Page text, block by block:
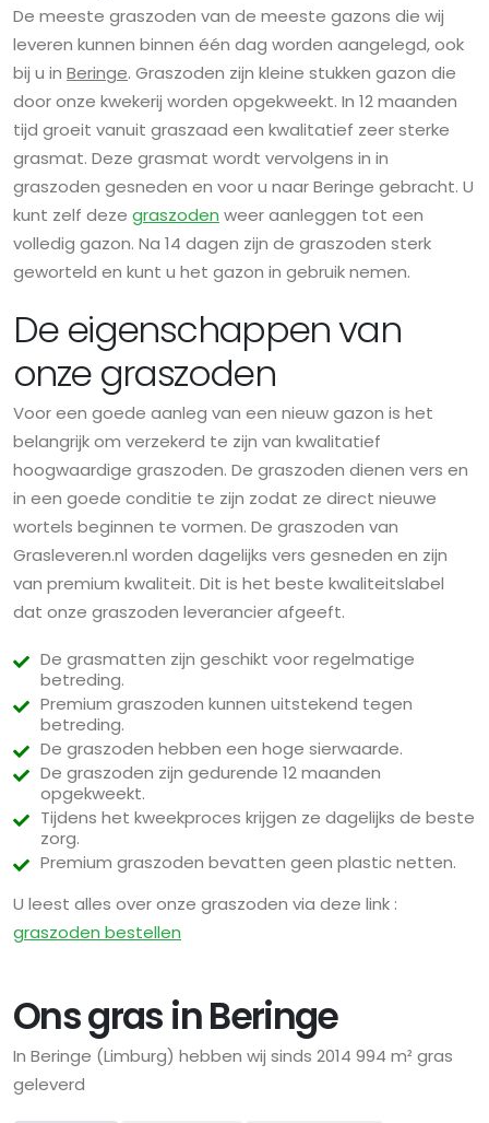
De meeste graszoden van de meeste gazons die wij
leveren kunnen binnen één dag worden aangelegd, ook
bij u in Beringe. Graszoden zijn kleine stukken gazon die
door onze kwekerij worden opgekweekt. In 12 maanden
tijd groeit vanuit graszaad een kwalitatief zeer sterke
grasmat. Deze grasmat wordt vervolgens in in
graszoden gesneden en voor u naar Beringe gebracht. U
kunt zelf deze graszoden weer aanleggen tot een
volledig gazon. Na 14 dagen zijn de graszoden sterk
geworteld en kunt u het gazon in gebruik nemen.
De eigenschappen van
onze graszoden
Voor een goede aanleg van een nieuw gazon is het
belangrijk om verzekerd te zijn van kwalitatief
hoogwaardige graszoden. De graszoden dienen vers en
in een goede conditie te zijn zodat ze direct nieuwe
wortels beginnen te vormen. De graszoden van
Grasleveren.nl worden dagelijks vers gesneden en zijn
van premium kwaliteit. Dit is het beste kwaliteitslabel
dat onze graszoden leverancier afgeeft.
De grasmatten zijn geschikt voor regelmatige
betreding.
Premium graszoden kunnen uitstekend tegen
betreding.
De graszoden hebben een hoge sierwaarde.
De graszoden zijn gedurende 12 maanden
opgekweekt.
Tijdens het kweekproces krijgen ze dagelijks de beste
zorg.
Premium graszoden bevatten geen plastic netten.
U leest alles over onze graszoden via deze link :
graszoden bestellen
Ons gras in Beringe
In Beringe (Limburg) hebben wij sinds 2014 994 m² gras
geleverd